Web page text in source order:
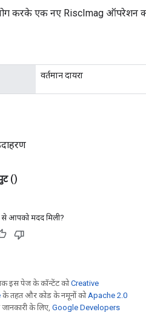
करके एक नए RiscImag ऑपरेशन
वर्तमान दायरा
()
से आपको मदद मिली?
इस पेज के कॉन्टेंट कोCreative
के तहत और कोड के नमूनों कोApache 2.0
के लिए, Google Developers